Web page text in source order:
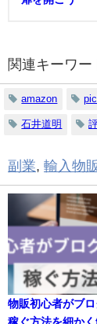
関連キーワー
amazon
石井道明
副業, 輸入物販
物販初心者がブ